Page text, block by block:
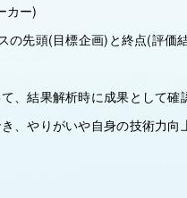
カー)
先頭(目標企画)と終点(評価
、結果解析時に成果として確
、やりがいや自身の技術力向